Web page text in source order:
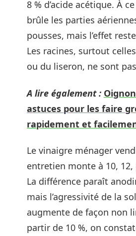
8 % d’acide acétique. À
brûle les parties
pousses, mais l’effet
Les racines, surtout
ou du liseron, ne sont
A lire également :
astuces pour les faire
rapidement et
Le vinaigre ménager
entretien monte à 10, 12,
La différence paraît
mais l’agressivité de la
augmente de façon non
partir de 10 %, on